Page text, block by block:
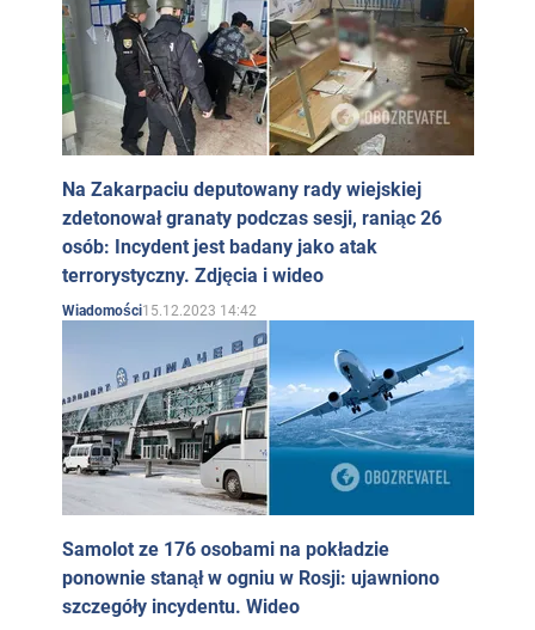
Na Zakarpaciu deputowany rady wiejskiej
zdetonował granaty podczas sesji, raniąc 26
osób: Incydent jest badany jako atak
terrorystyczny. Zdjęcia i wideo
Wiadomości15.12.2023 14:42
Samolot ze 176 osobami na pokładzie
ponownie stanął w ogniu w Rosji: ujawniono
szczegóły incydentu. Wideo